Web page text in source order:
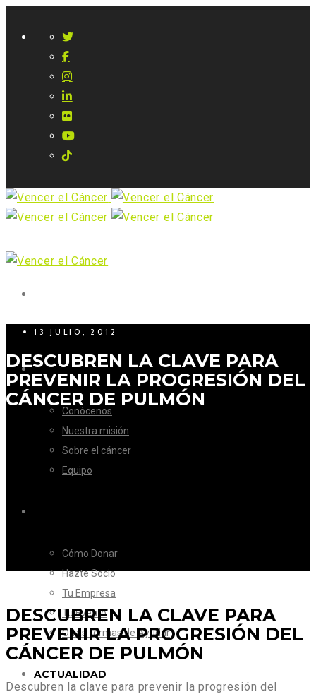
LA FUNDACIÓN
Conócenos
Nuestra misión
Sobre el cáncer
Equipo
Cómo Donar
Hazte Socio
Tu Empresa
Tu Evento
Otras formas de Ayudar
ACTUALIDAD
13 JULIO, 2012
DESCUBREN LA CLAVE PARA
PREVENIR LA PROGRESIÓN DEL
CÁNCER DE PULMÓN
DESCUBREN LA CLAVE PARA
PREVENIR LA PROGRESIÓN DEL
CÁNCER DE PULMÓN
Descubren la clave para prevenir la progresión del